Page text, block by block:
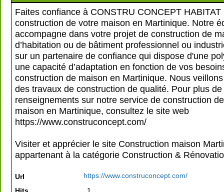
Faites confiance à CONSTRU CONCEPT HABITAT
construction de votre maison en Martinique. Notre
accompagne dans votre projet de construction de
d’habitation ou de bâtiment professionnel ou
sur un partenaire de confiance qui dispose d'une
une capacité d’adaptation en fonction de vos
construction de maison en Martinique. Nous
des travaux de construction de qualité. Pour plus de
renseignements sur notre service de construction
maison en Martinique, consultez le site web
https://www.construconcept.com/
Visiter et apprécier le site Construction maison
appartenant à la catégorie Construction &
Url
https://www.construconcept.com/